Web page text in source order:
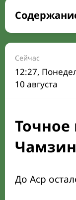
Время
Расписание
Время
Календарь
Сейчас
12:27,
10 августа
До Аср